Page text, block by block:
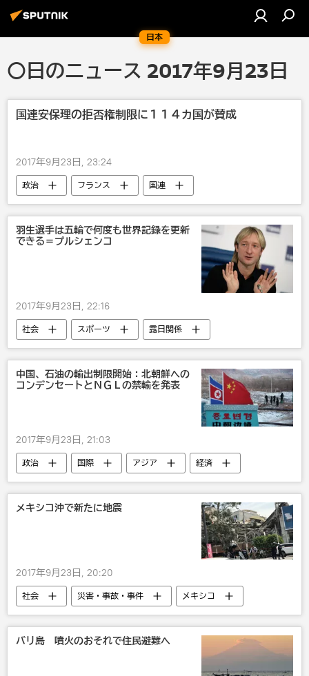
日本
〇日のニュース 2017年9月23日
国連安保理の拒否権制限に１１４カ国が賛成
2017年9月23日, 23:24
政治 フランス
国連
ロシア
米国
羽生選手は五輪で何度も世界記録を更新
できる＝プルシェンコ
2017年9月23日, 22:16
社会 スポーツ
露日関係
フィギュアスケート
中国、石油の輸出制限開始：北朝鮮への
コンデンセートとＮＧＬの禁輸を発表
2017年9月23日, 21:03
政治 国際 アジア
経済
中国
制裁 石油
メキシコ沖で新たに地震
2017年9月23日, 20:20
社会 災害・事故・事件
メキシコ
地震
バリ島 噴火のおそれで住民避難へ